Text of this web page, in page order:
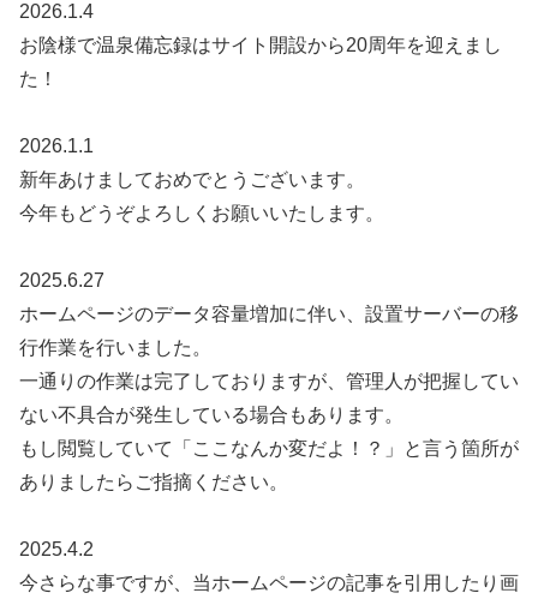
2026.1.4
お陰様で温泉備忘録はサイト開設から20周年を迎えまし
た！
2026.1.1
新年あけましておめでとうございます。
今年もどうぞよろしくお願いいたします。
2025.6.27
ホームページのデータ容量増加に伴い、設置サーバーの移
行作業を行いました。
一通りの作業は完了しておりますが、管理人が把握してい
ない不具合が発生している場合もあります。
もし閲覧していて「ここなんか変だよ！？」と言う箇所が
ありましたらご指摘ください。
2025.4.2
今さらな事ですが、当ホームページの記事を引用したり画